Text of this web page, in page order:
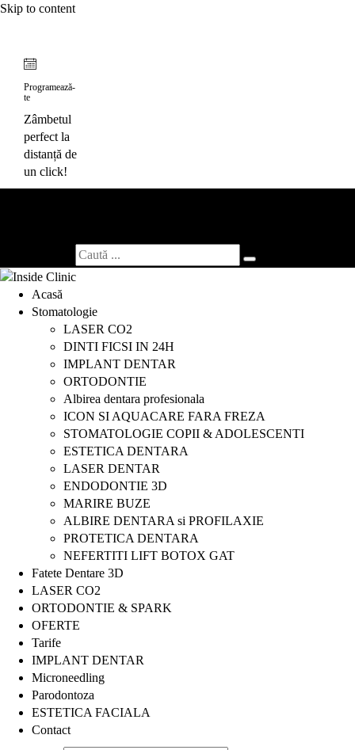
Skip to content
Programează-
te
Zâmbetul
perfect la
distanță de
un click!
Acasă
Stomatologie
LASER CO2
DINTI FICSI IN 24H
IMPLANT DENTAR
ORTODONTIE
Albirea dentara profesionala
ICON SI AQUACARE FARA FREZA
STOMATOLOGIE COPII & ADOLESCENTI
ESTETICA DENTARA
LASER DENTAR
ENDODONTIE 3D
MARIRE BUZE
ALBIRE DENTARA si PROFILAXIE
PROTETICA DENTARA
NEFERTITI LIFT BOTOX GAT
Fatete Dentare 3D
LASER CO2
ORTODONTIE & SPARK
OFERTE
Tarife
IMPLANT DENTAR
Microneedling
Parodontoza
ESTETICA FACIALA
Contact